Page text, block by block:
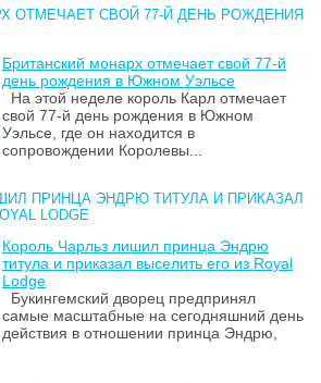
ОТМЕЧАЕТ СВОЙ 77-Й ДЕНЬ РОЖДЕНИЯ
Британский монарх отмечает свой 77-й
день рождения в Южном Уэльсе
На этой неделе король Карл отмечает
свой 77-й день рождения в Южном
Уэльсе, где он находится в
сопровождении Королевы...
ПРИНЦА ЭНДРЮ ТИТУЛА И ПРИКАЗАЛ
LODGE
Король Чарльз лишил принца Эндрю
титула и приказал выселить его из Royal
Lodge
Букингемский дворец предпринял
самые масштабные на сегодняшний день
действия в отношении принца Эндрю,